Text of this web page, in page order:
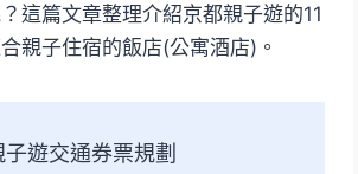
這篇文章整理介紹京都親子遊的11
親子住宿的飯店(公寓酒店)。
遊交通券票規劃